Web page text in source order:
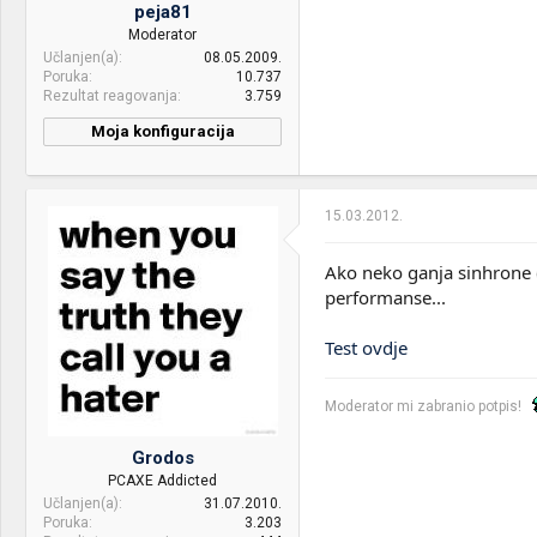
/ heatsink cooler
Display:
LED
HDD:
500GB ST9500325AS
Sound:
Realtek HD Audio / Dolby
Case: Aspire V3-771G
PSU: Acer 6-cell 48Wh
Optical drives: Pioneer DVD-RW
Mice &
keyboard:
Gigabyte GM-M6800
Internet:
OS & Browser:
Windows 7 Ultimate x64
SP1 & Opera Next v15.0
Bluetooth 4.0
peja81
Moderator
Učlanjen(a)
08.05.2009.
Poruka
10.737
Rezultat reagovanja
3.759
Moja konfiguracija
Grodos
PCAXE Addicted
Učlanjen(a)
31.07.2010.
Poruka
3.203
15.03.2012.
Ako neko ganja
performanse...
Test ovdje
Moderator mi zabranio potpis!